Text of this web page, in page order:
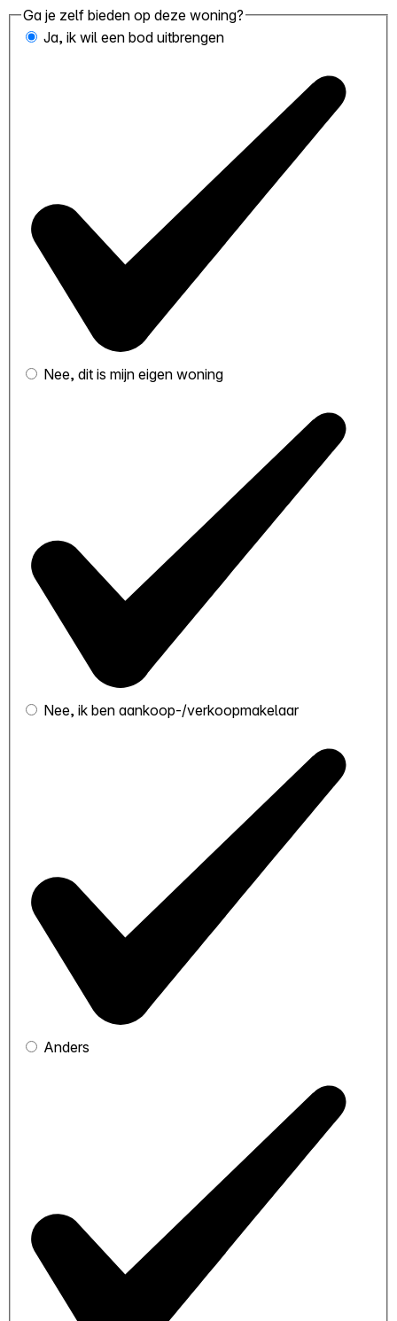
Ga je zelf bieden op deze woning?
Ja, ik wil een bod uitbrengen
Nee, dit is mijn eigen woning
Nee, ik ben aankoop-/verkoopmakelaar
Anders